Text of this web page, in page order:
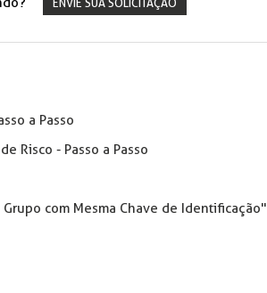
ENVIE SUA SOLICITAÇÃO
a Passo
Risco - Passo a Passo
com Mesma Chave de Identificação"